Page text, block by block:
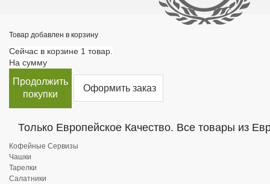
Товар добавлен в корзину
Сейчас в корзине 1 товар.
На сумму
Продолжить
покупки
Оформить заказ
Только Европейское Качество. Все товары из
Кофейные Сервизы
Чашки
Тарелки
Салатники